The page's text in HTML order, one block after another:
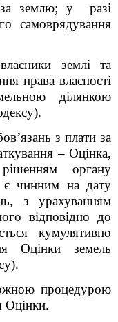
за землю; у разі
самоврядування
землі та
права власності
ділянкою
з плати за
– Оцінка,
органу
є чинним на дату
з урахуванням
відповідно до
кумулятивно
Оцінки земель
процедурою
Оцінки.